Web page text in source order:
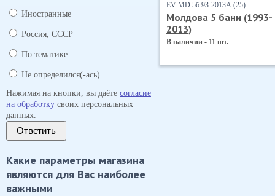
Иностранные
Россия, СССР
По тематике
Не определился(-ась)
Нажимая на кнопки, вы даёте согласие
на обработку своих персональных
данных.
Ответить
Какие параметры магазина
являются для Вас наиболее
важными
EV-MD 5б 93-2013А (25)
Молдова 5 бани (1993-
2013)
В наличии - 11 шт.